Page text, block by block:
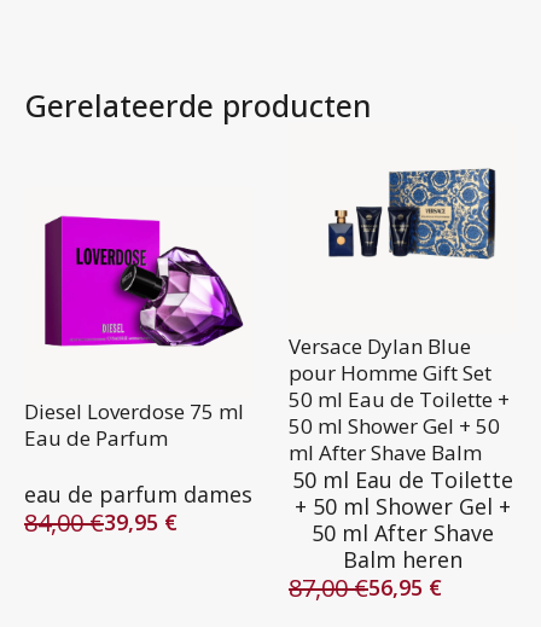
Gerelateerde producten
Diesel Loverdose 75 ml
Eau de Parfum
eau de parfum dames
84,00€
Oorspronkelijke
39,95 €
Huidige
Versace Dylan Blue
pour Homme Gift Set
50 ml Eau de Toilette +
50 ml Shower Gel + 50
ml After Shave Balm
50 ml Eau de Toilette
+ 50 ml Shower Gel +
50 ml After Shave
Balm heren
87,00€
Oorspronkelijke
56,95 €
Huidige